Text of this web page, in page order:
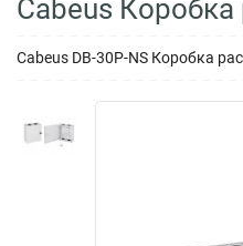
Cabeus Коробка
Cabeus DB-30P-NS Коробка